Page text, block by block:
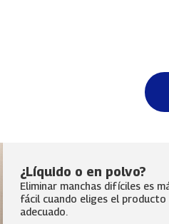
¿Líquido o en polvo?
Eliminar manchas difíciles es
fácil cuando eliges el producto
adecuado.